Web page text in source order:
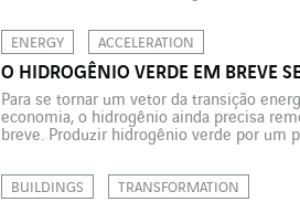
ENERGY ACCELERATION
O HIDROGÊNIO VERDE EM BREVE
Para se tornar um vetor da transição
economia, o hidrogênio ainda precisa
breve. Produzir hidrogênio verde por um
BUILDINGS TRANSFORMATION